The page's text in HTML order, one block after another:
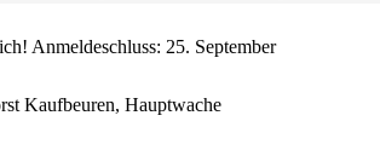
Anmeldeschluss: 25. September
Kaufbeuren, Hauptwache